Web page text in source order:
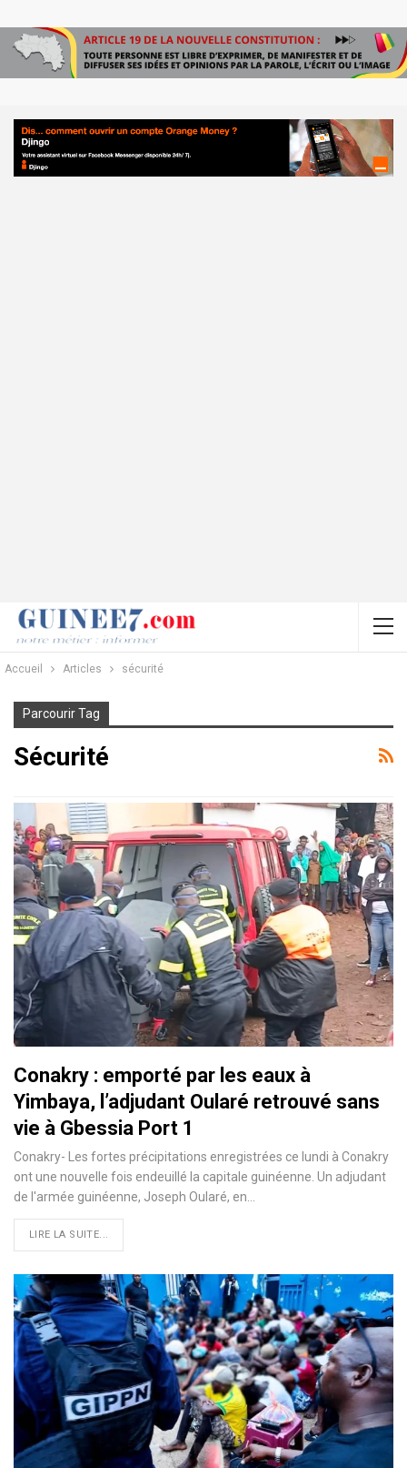
Accueil Articles sécurité
Parcourir Tag
Sécurité
Conakry : emporté par les eaux à
Yimbaya, l’adjudant Oularé retrouvé sans
vie à Gbessia Port 1
Conakry- Les fortes précipitations enregistrées ce lundi à Conakry
ont une nouvelle fois endeuillé la capitale guinéenne. Un adjudant
de l'armée guinéenne, Joseph Oularé, en…
LIRE LA SUITE...